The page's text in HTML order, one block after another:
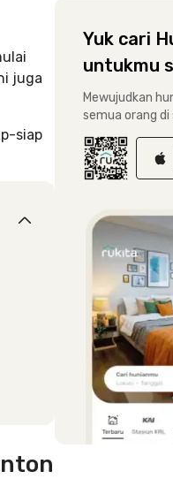
juga
siap
Yuk cari
untukmu
Mewujudkan
semua orang